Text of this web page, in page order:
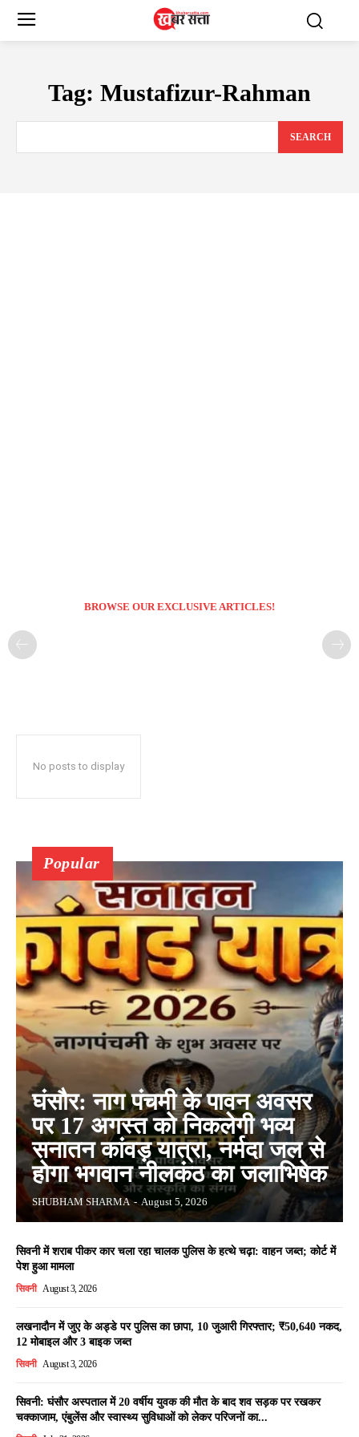
Tag: Mustafizur-Rahman
SEARCH
BROWSE OUR EXCLUSIVE ARTICLES!
No posts to display
Popular
घंसौर: नाग पंचमी के पावन अवसर
पर 17 अगस्त को निकलेगी भव्य
सनातन कांवड़ यात्रा, नर्मदा जल से
होगा भगवान नीलकंठ का जलाभिषेक
SHUBHAM SHARMA - August 5, 2026
सिवनी में शराब पीकर कार चला रहा चालक पुलिस के हत्थे चढ़ा: वाहन जब्त; कोर्ट में
पेश हुआ मामला
सिवनी August 3, 2026
लखनादौन में जुए के अड्डे पर पुलिस का छापा, 10 जुआरी गिरफ्तार; ₹50,640 नकद,
12 मोबाइल और 3 बाइक जब्त
सिवनी August 3, 2026
सिवनी: घंसौर अस्पताल में 20 वर्षीय युवक की मौत के बाद शव सड़क पर रखकर
चक्काजाम, एंबुलेंस और स्वास्थ्य सुविधाओं को लेकर परिजनों का...